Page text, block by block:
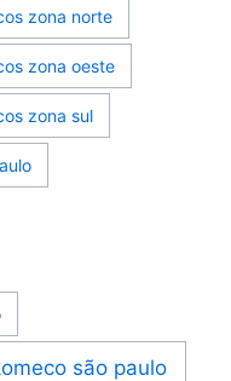
zona norte
zona oeste
zona sul
são paulo